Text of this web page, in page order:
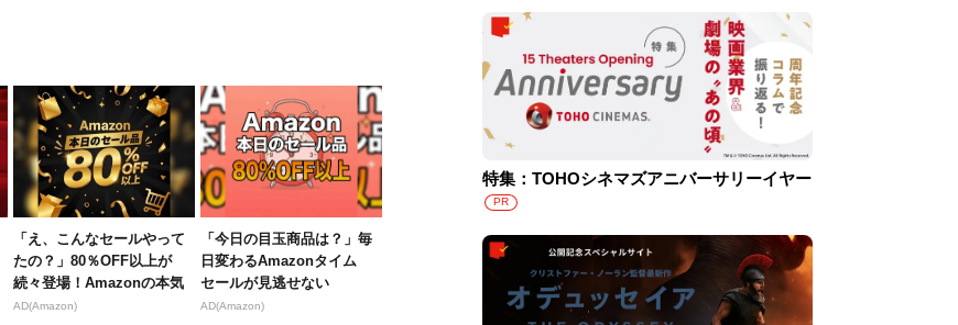
「え、こんなセールやって
たの？」80％OFF以上が
続々登場！Amazonの本気
が...
AD(Amazon)
「今日の目玉商品は？」毎
日変わるAmazonタイム
セールが見逃せない
AD(Amazon)
特集：TOHOシネマズアニバーサリーイヤー
PR